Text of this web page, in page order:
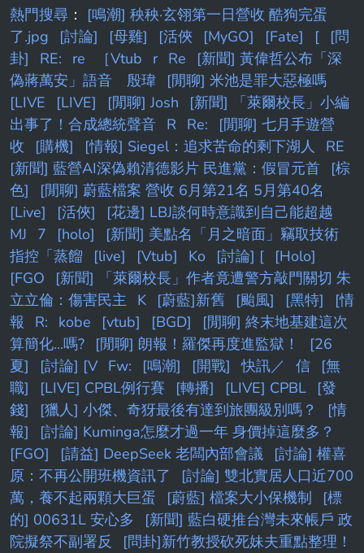
在不斷指我帶風向 原來現在看到不爽的言論都
不能發文抱怨?
熱門搜尋 ： [鳴潮] 秧秧·玄翎第一日營收 酷狗完蛋
了.jpg
[討論] [母雞] [活俠 [MyGO] [Fate] [
[問
卦]
RE: re ［Vtub r Re
[新聞] 黃偉哲公布「深
偽蔣萬安」語音 殷瑋
[閒聊] 米池是罪大惡極嗎
[LIVE
[LIVE] [閒聊] Josh
[新聞] 「萊爾校長」小編
出事了！合成總統聲音 R Re:
[閒聊] 七月手遊營
收
[購機] [情報] Siegel：追求苦命的剩下湖人
RE
[新聞] 藍營AI深偽賴清德影片 民進黨：假冒元首
[棕
色]
[閒聊] 蔚藍檔案 營收 6月第21名 5月第40名
[Live]
[活俠]
[花邊] LBJ談何時意識到自己能超越
MJ
7 [holo]
[新聞] 美點名「月之暗面」竊取技術
指控「蒸餾
[live] [Vtub] Ko [討論] [
[Holo]
[FGO
[新聞] 「萊爾校長」作者竟遭警方敲門關切 朱
立立倫：傷害民主 K [蔚藍]新舊 [颱風] [黑特]
[情
報
R: kobe [vtub] [BGD]
[閒聊] 終末地基建這次
算簡化...嗎?
[閒聊] 朗報！羅傑再度進監獄！
[26
夏]
[討論] [V Fw: [鳴潮] [開戰] 快訊／ 信
[無
職]
[LIVE] CPBL例行賽 [轉播] [LIVE] CPBL
[發
錢]
[獵人] 小傑、奇犽最後有達到旅團級別嗎？
[情
報]
[討論] Kuminga怎麼才過一年 身價掉這麼多？
[FGO]
[請益] DeepSeek 老闆內部會議
[討論] 權喜
原：不再公開班機資訊了
[討論] 雙北實居人口近700
萬，養不起兩顆大巨蛋
[蔚藍] 檔案大小保機制
[標
的] 00631L 安心多
[新聞] 藍白硬推台灣未來帳戶 政
院擬祭不副署反
[問卦]新竹教授砍死妹夫重點整理！